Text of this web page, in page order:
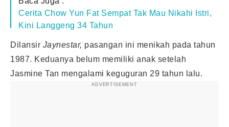
Cerita Chow Yun Fat Sempat Tak Mau Nikahi Istri,
Kini Langgeng 34 Tahun
Dilansir Jaynestar, pasangan ini menikah pada tahun
1987. Keduanya belum memiliki anak setelah
Jasmine Tan mengalami keguguran 29 tahun lalu.
ADVERTISEMENT